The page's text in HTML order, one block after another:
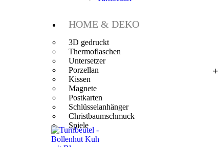
HOME & DEKO
3D gedruckt
Thermoflaschen
Untersetzer
Porzellan
Kissen
Magnete
Postkarten
Schlüsselanhänger
Christbaumschmuck
Spiele